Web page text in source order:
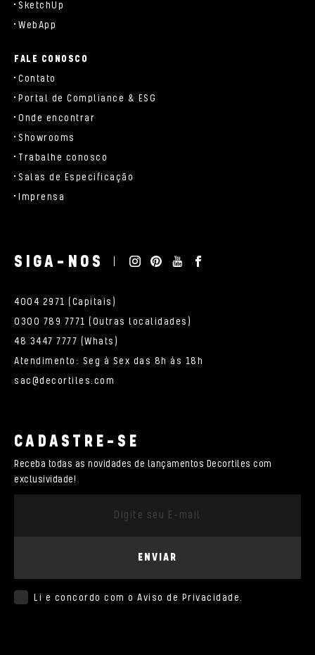
SketchUp
WebApp
FALE CONOSCO
Contato
Portal de Compliance & ESG
Onde encontrar
Showrooms
Trabalhe conosco
Salas de Especificação
Imprensa
SIGA-NOS
4004 2971 (Capitais)
0300 789 7771 (Outras localidades)
48 3447 7777 (Whats)
Atendimento: Seg à Sex das 8h às 18h
sac@decortiles.com
CADASTRE-SE
Receba todas as novidades de lançamentos Decortiles com
exclusividade!
ENVIAR
Li e concordo com o Aviso de Privacidade.